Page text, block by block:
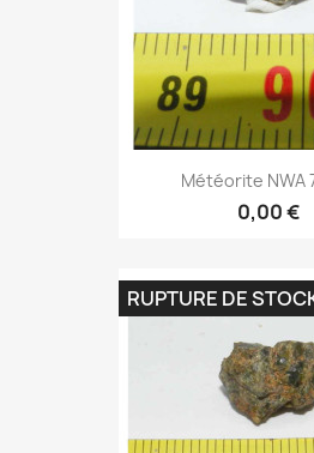
Météorite NWA
0,00 €
RUPTURE DE